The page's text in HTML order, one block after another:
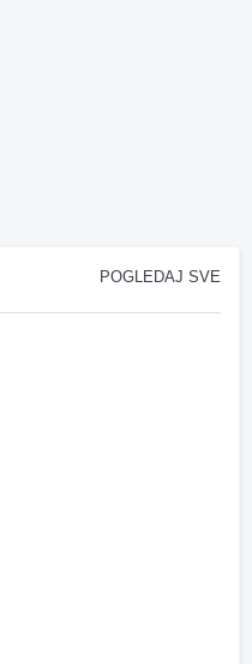
POGLEDAJ SVE